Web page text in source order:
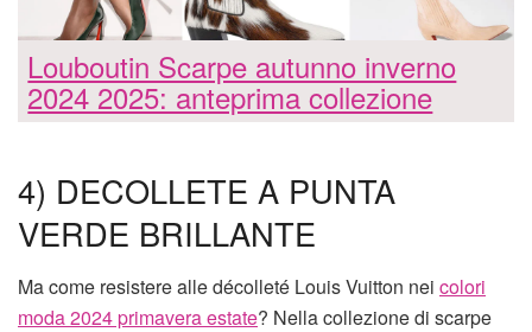
Louboutin Scarpe autunno inverno
2024 2025: anteprima collezione
4) DECOLLETE A PUNTA
VERDE BRILLANTE
Ma come resistere alle décolleté Louis Vuitton nei colori
moda 2024 primavera estate? Nella collezione di scarpe